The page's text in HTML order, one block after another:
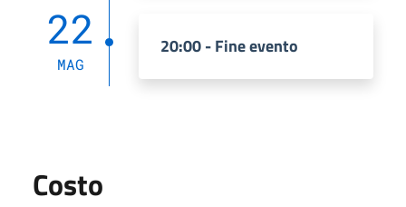
22
MAG
20:00 - Fine evento
Costo